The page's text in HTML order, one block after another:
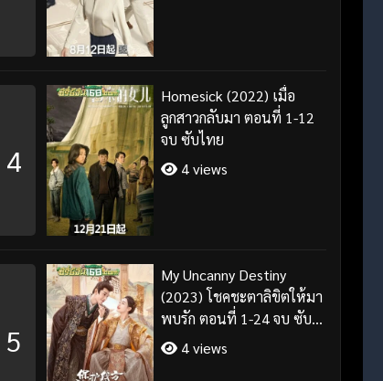
4
Homesick (2022) เมื่อ
ลูกสาวกลับมา ตอนที่ 1-12
จบ ซับไทย
4 views
5
My Uncanny Destiny
(2023) โชคชะตาลิขิตให้มา
พบรัก ตอนที่ 1-24 จบ ซับ
ไทย/พากย์ไทย
4 views